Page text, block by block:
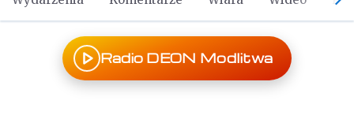
Radio DEON Modlitwa